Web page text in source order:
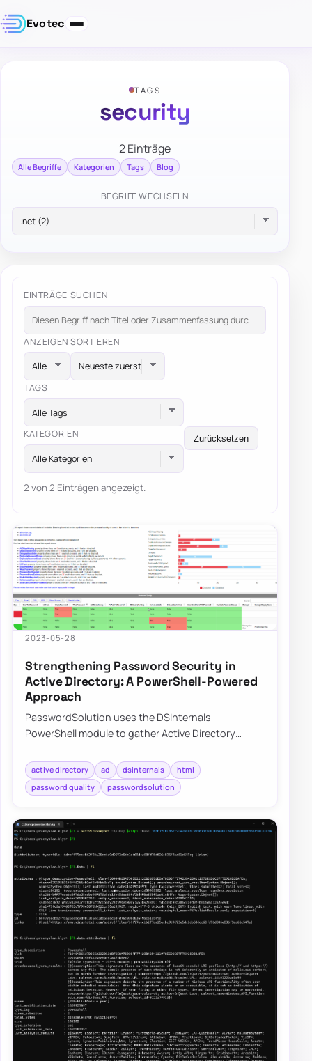
Evotec
TAGS
security
2 Einträge
Alle Begriffe Kategorien Tags Blog
BEGRIFF WECHSELN
EINTRÄGE SUCHEN
ANZEIGEN SORTIEREN
TAGS
Alle Tags
KATEGORIEN
Alle Kategorien
Zurücksetzen
2 von 2 Einträgen angezeigt.
2023-05-28
Strengthening Password Security in
Active Directory: A PowerShell-Powered
Approach
PasswordSolution uses the DSInternals
PowerShell module to gather Active Directory
prettified rep…
active directory ad dsinternals
html
password quality
passwordsolution